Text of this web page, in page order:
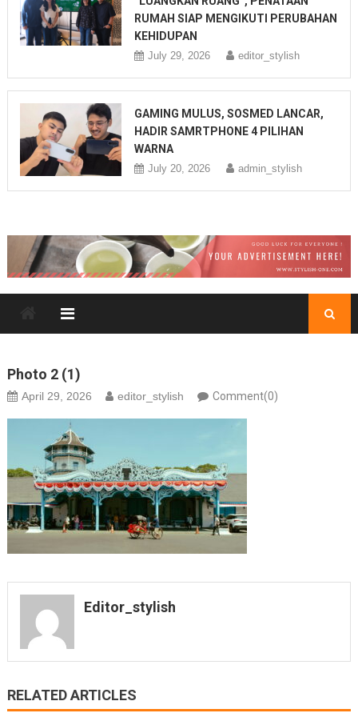
RUMAH SIAP MENGIKUTI PERUBAHAN
KEHIDUPAN
July 29, 2026 editor_stylish
GAMING MULUS, SOSMED LANCAR,
HADIR SAMRTPHONE 4 PILIHAN
WARNA
July 20, 2026 admin_stylish
Photo 2 (1)
April 29, 2026 editor_stylish Comment(0)
Editor_stylish
RELATED ARTICLES